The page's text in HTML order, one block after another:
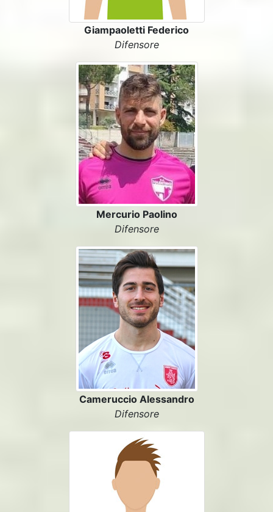
Giampaoletti Federico
Difensore
Mercurio Paolino
Difensore
Cameruccio Alessandro
Difensore